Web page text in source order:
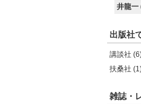
井龍一
出版社
講談社
扶桑社
雑誌・